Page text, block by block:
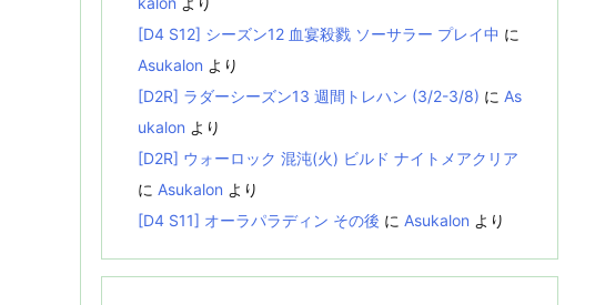
[D4 S12] シーズン12 血宴殺戮 ソーサラー プレイ中 に
Asukalon より
[D2R] ラダーシーズン13 週間トレハン (3/2-3/8) に As
ukalon より
[D2R] ウォーロック 混沌(火) ビルド ナイトメアクリア
に Asukalon より
[D4 S11] オーラパラディン その後 に Asukalon より